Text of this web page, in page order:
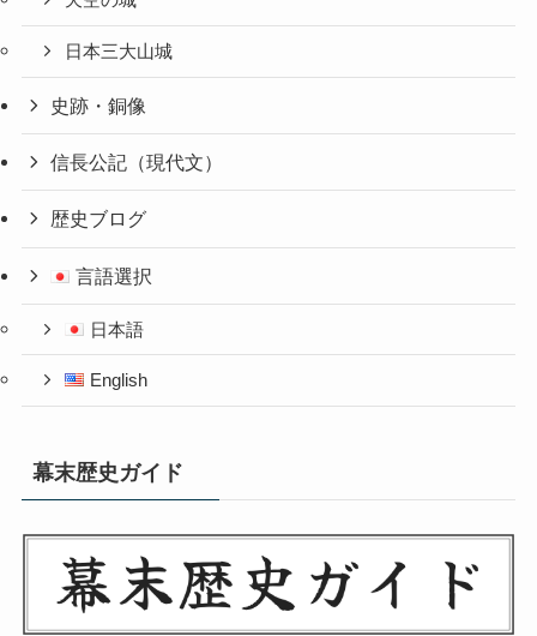
日本三大山城
史跡・銅像
信長公記（現代文）
歴史ブログ
言語選択
日本語
English
幕末歴史ガイド